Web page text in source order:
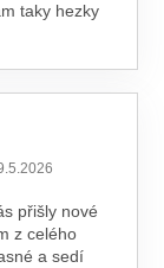
taky hezky
obchodu je 5 z 5
přišly nové
z celého
a sedí